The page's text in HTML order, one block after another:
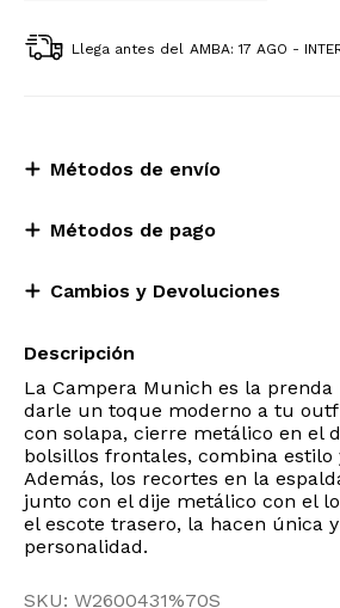
Llega antes del AMBA: 17 AGO -
Métodos de envío
Métodos de pago
Cambios y Devoluciones
Descripción
La Campera Munich es la
darle un toque moderno a tu
con solapa, cierre metálico en el
bolsillos frontales, combina estilo
Además, los recortes en la
junto con el dije metálico con el
el escote trasero, la hacen única
personalidad.
SKU: W2600431%70S